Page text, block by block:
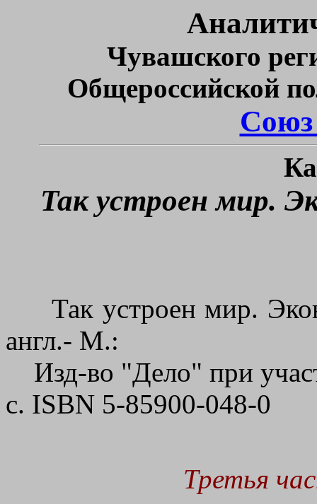
Чувашского
Общероссийской
Союз
Так устроен мир.
Так устроен мир.
англ.- М.:
Изд-во "Дело" при
с. ISBN 5-85900-048-0
Третья